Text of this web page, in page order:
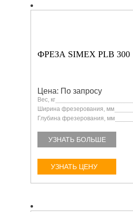
ФРЕЗА SIMEX PLB 300
Цена: По запросу
Вес, кг
Ширина фрезерования, мм
Глубина фрезерования, мм
УЗНАТЬ БОЛЬШЕ
УЗНАТЬ ЦЕНУ